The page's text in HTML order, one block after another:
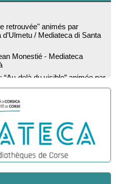
/ Mediateca di Santa
- Pitretu è
Malberti Morin :
aquarelles" - Mediateca
- Pitretu è
"U Mondu ditu
Conteurs - Currà
Regards sur le
et littéraire - Spaziu Jean-